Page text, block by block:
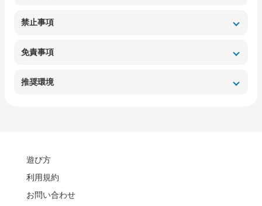
禁止事項
免責事項
推奨環境
遊び方
利用規約
お問い合わせ